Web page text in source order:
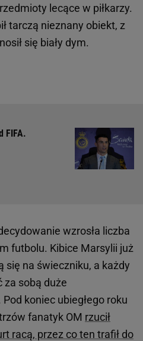
lecące w piłkarzy.
tarczą nieznany obiekt, z
się biały dym.
FIFA.
wzrosła liczba
futbolu. Kibice Marsylii już
się na świeczniku, a każdy
za sobą duże
koniec ubiegłego roku
fanatyk OM rzucił
racą, przez co ten trafił do